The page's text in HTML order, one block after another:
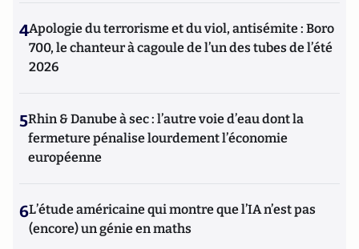
4Apologie du terrorisme et du viol, antisémite : Boro
700, le chanteur à cagoule de l’un des tubes de l’été
2026
5Rhin & Danube à sec : l’autre voie d’eau dont la
fermeture pénalise lourdement l’économie
européenne
6L’étude américaine qui montre que l’IA n’est pas
(encore) un génie en maths